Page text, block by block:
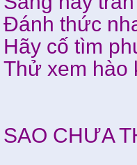
Đánh thức
Hãy cố tìm
Thử xem hào
SAO CHƯA